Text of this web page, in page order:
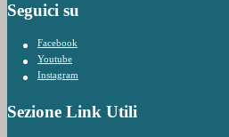
Seguici su
Facebook
Youtube
Instagram
Sezione Link Utili